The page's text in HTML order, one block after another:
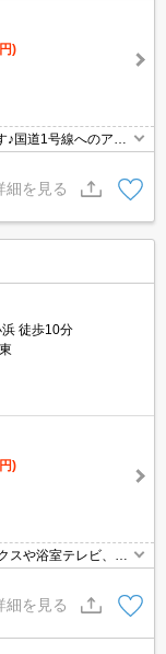
)
国道1号線へのアク
ンや広々一坪タイプ
問い合わせくださ
細を見る
徒歩10分
)
スや浴室テレビ、シ
キュリティ付き◎お
細を見る